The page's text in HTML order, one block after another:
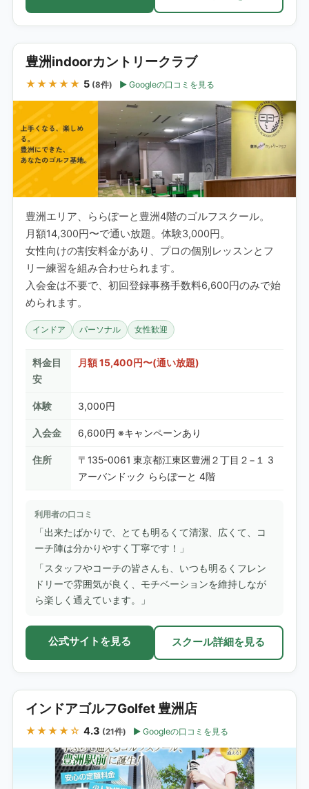
豊洲indoorカントリークラブ
★★★★★ 5 (8件) Googleの口コミを見る
豊洲エリア、ららぽーと豊洲4階のゴルフスクール。
月額14,300円〜で通い放題。体験3,000円。
女性向けの割安料金があり、プロの個別レッスンとフ
リー練習を組み合わせられます。
入会金は不要で、初回登録事務手数料6,600円のみで始
められます。
インドア パーソナル 女性歓迎
料金目
安
月額 15,400円〜(通い放題)
体験 3,000円
入会金 6,600円 ※キャンペーンあり
住所
〒135-0061 東京都江東区豊洲２丁目２−１ 3
アーバンドック ららぽーと 4階
利用者の口コミ
「出来たばかりで、とても明るくて清潔、広くて、コ
ーチ陣は分かりやすく丁寧です！」
「スタッフやコーチの皆さんも、いつも明るくフレン
ドリーで雰囲気が良く、モチベーションを維持しなが
ら楽しく通えています。」
公式サイトを見る スクール詳細を見る
インドアゴルフGolfet 豊洲店
★★★★☆ 4.3 (21件) Googleの口コミを見る